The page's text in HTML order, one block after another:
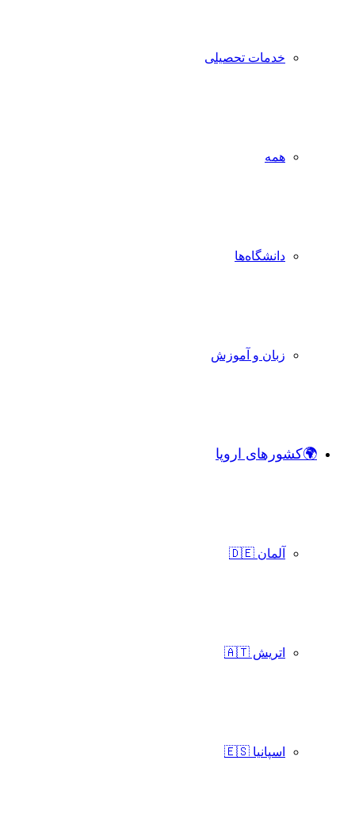
خدمات تحصیلی
همه
دانشگاه‌ها
زبان و آموزش
🌍کشورهای اروپا
آلمان 🇩🇪
اتریش 🇦🇹
اسپانیا 🇪🇸